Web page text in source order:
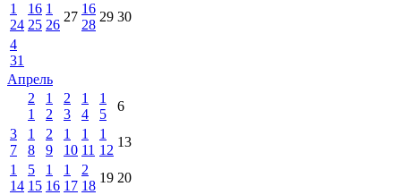
1
24
16
25
1
26
27
16
28
29 30
4
31
Апрель
2
1
1
2
2
3
1
4
1
5
6
3
7
1
8
2
9
1
10
1
11
1
12
13
1
14
5
15
1
16
1
17
2
18
19 20